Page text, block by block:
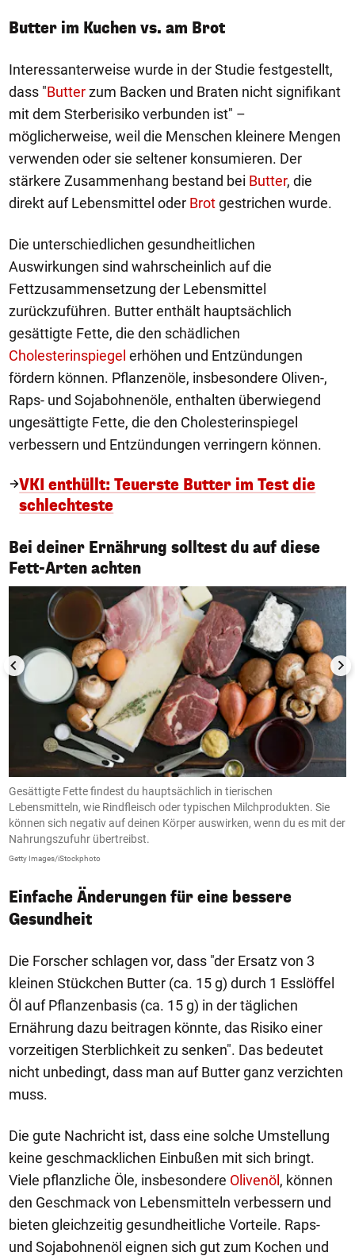
Butter im Kuchen vs. am Brot
Interessanterweise wurde in der Studie festgestellt,
dass "Butterzum Backen und Braten nicht signifikant
mit dem Sterberisiko verbunden ist" –
möglicherweise, weil die Menschen kleinere Mengen
verwenden oder sie seltener konsumieren. Der
stärkere Zusammenhang bestand bei Butter, die
direkt auf Lebensmittel oder Brotgestrichen wurde.
Die unterschiedlichen gesundheitlichen
Auswirkungen sind wahrscheinlich auf die
Fettzusammensetzung der Lebensmittel
zurückzuführen. Butter enthält hauptsächlich
gesättigte Fette, die den schädlichen
Cholesterinspiegel erhöhen und Entzündungen
fördern können. Pflanzenöle, insbesondere Oliven-,
Raps- und Sojabohnenöle, enthalten überwiegend
ungesättigte Fette, die den Cholesterinspiegel
verbessern und Entzündungen verringern können.
VKI enthüllt: Teuerste Butter im Test die
schlechteste
Bei deiner Ernährung solltest du auf diese
Fett-Arten achten
1/3
Gesättigte Fette findest du hauptsächlich in tierischen
Lebensmitteln, wie Rindfleisch oder typischen Milchprodukten. Sie
können sich negativ auf deinen Körper auswirken, wenn du es mit der
Nahrungszufuhr übertreibst.
Getty Images/iStockphoto
Einfache Änderungen für eine bessere
Gesundheit
Die Forscher schlagen vor, dass "der Ersatz von 3
kleinen Stückchen Butter (ca. 15 g) durch 1 Esslöffel
Öl auf Pflanzenbasis (ca. 15 g) in der täglichen
Ernährung dazu beitragen könnte, das Risiko einer
vorzeitigen Sterblichkeit zu senken". Das bedeutet
nicht unbedingt, dass man auf Butter ganz verzichten
muss.
Die gute Nachricht ist, dass eine solche Umstellung
keine geschmacklichen Einbußen mit sich bringt.
Viele pflanzliche Öle, insbesondere Olivenöl, können
den Geschmack von Lebensmitteln verbessern und
bieten gleichzeitig gesundheitliche Vorteile. Raps-
und Sojabohnenöl eignen sich gut zum Kochen und